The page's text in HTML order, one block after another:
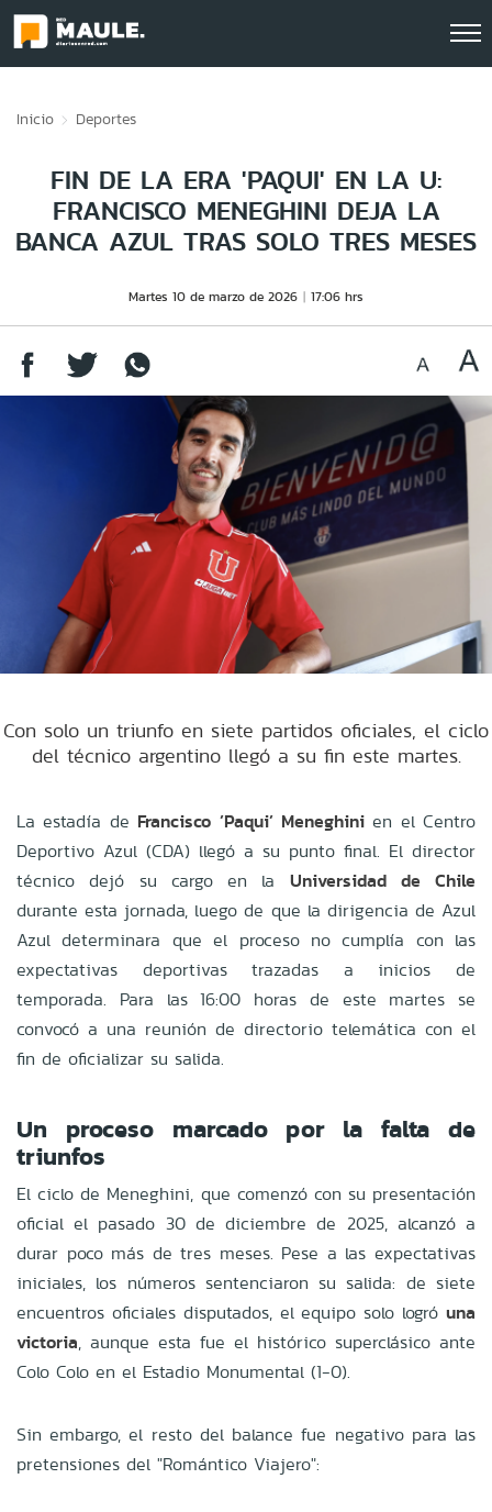
Inicio Deportes
FIN DE LA ERA 'PAQUI' EN LA U:
FRANCISCO MENEGHINI DEJA LA
BANCA AZUL TRAS SOLO TRES MESES
Martes 10 de marzo de 2026 17:06 hrs
Con solo un triunfo en siete partidos oficiales, el ciclo
del técnico argentino llegó a su fin este martes.
La estadía de Francisco ’Paqui’ Meneghinien el Centro
Deportivo Azul (CDA) llegó a su punto final. El director
técnico dejó su cargo en la Universidad de Chile
durante esta jornada, luego de que la dirigencia de Azul
Azul determinara que el proceso no cumplía con las
expectativas deportivas trazadas a inicios de
temporada. Para las 16:00 horas de este martes se
convocó a una reunión de directorio telemática con el
fin de oficializar su salida.
Un proceso marcado por la falta de
triunfos
El ciclo de Meneghini, que comenzó con su presentación
oficial el pasado 30 de diciembre de 2025, alcanzó a
durar poco más de tres meses. Pese a las expectativas
iniciales, los números sentenciaron su salida: de siete
encuentros oficiales disputados, el equipo solo logró una
victoria, aunque esta fue el histórico superclásico ante
Colo Colo en el Estadio Monumental (1-0).
Sin embargo, el resto del balance fue negativo para las
pretensiones del "Romántico Viajero":